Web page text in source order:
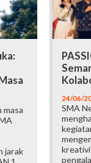
masa
jarak
24/06/
SMA